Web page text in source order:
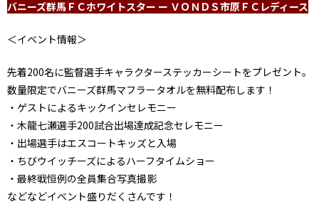
バニーズ群馬ＦＣホワイトスター ー ＶＯＮＤＳ市原ＦＣレディース
＜イベント情報＞
先着200名に監督選手キャラクターステッカーシートをプレゼント。
数量限定でバニーズ群馬マフラータオルを無料配布します！
・ゲストによるキックインセレモニー
・木龍七瀬選手200試合出場達成記念セレモニー
・出場選手はエスコートキッズと入場
・ちびウイッチーズによるハーフタイムショー
・最終戦恒例の全員集合写真撮影
などなどイベント盛りだくさんです！